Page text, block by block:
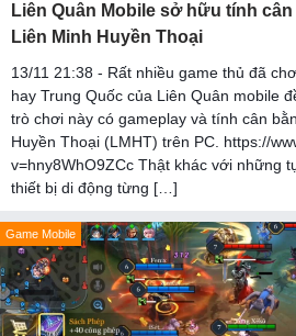
Liên Quân Mobile sở hữu tính
Liên Minh Huyền Thoại
13/11 21:38 - Rất nhiều game thủ đã
hay Trung Quốc của Liên Quân mobile
trò chơi này có gameplay và tính cân
Huyền Thoại (LMHT) trên PC. https://
v=hny8WhO9ZCc Thật khác với những
thiết bị di động từng […]
Game Mobile